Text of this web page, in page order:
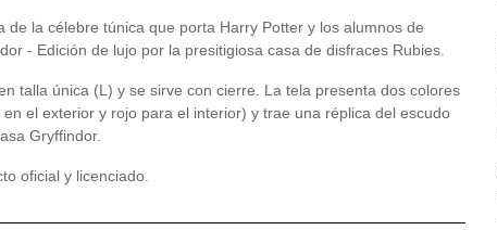
de la célebre túnica que porta Harry Potter y los alumnos de
- Edición de lujo por la presitigiosa casa de disfraces Rubies.
talla única (L) y se sirve con cierre. La tela presenta dos colores
en el exterior y rojo para el interior) y trae una réplica del escudo
Gryffindor.
oficial y licenciado.